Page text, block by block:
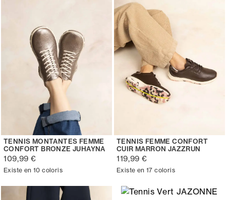
TENNIS MONTANTES FEMME
CONFORT BRONZE JUHAYNA
109,99 €
Existe en 10 coloris
TENNIS FEMME CONFORT
CUIR MARRON JAZZRUN
119,99 €
Existe en 17 coloris